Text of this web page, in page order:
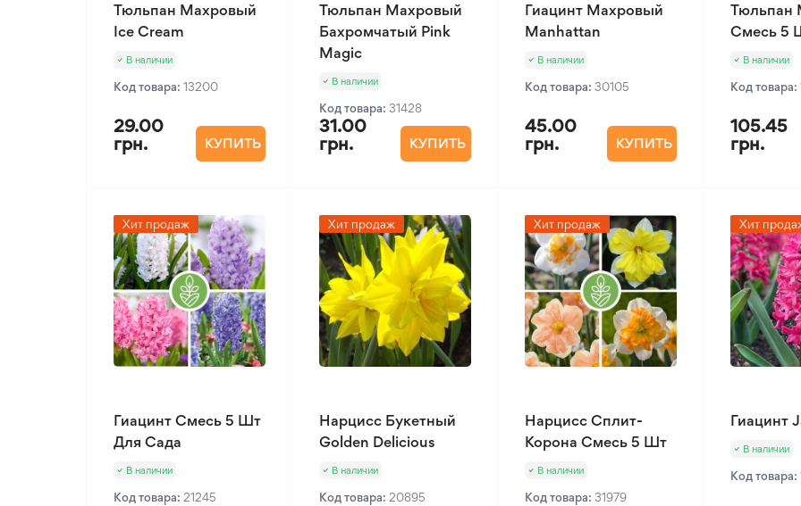
Тюльпан Махровый
Ice Cream
В наличии
Код товара: 13200
29.00
грн.
КУПИТЬ
Тюльпан Махровый
Бахромчатый Pink
Magic
В наличии
Код товара: 31428
31.00
грн.
КУПИТЬ
Гиацинт Махровый
Manhattan
В наличии
Код товара: 30105
45.00
грн.
КУПИТЬ
Тюльпан
Смесь 5
В наличии
Код товара:
105.45
грн.
Хит продаж
Гиацинт Смесь 5 Шт
Для Сада
В наличии
Код товара: 21245
Хит продаж
Нарцисс Букетный
Golden Delicious
В наличии
Код товара: 20895
Хит продаж
Нарцисс Сплит-
Корона Смесь 5 Шт
В наличии
Код товара: 31979
Хит
Гиацинт
В наличии
Код товара: